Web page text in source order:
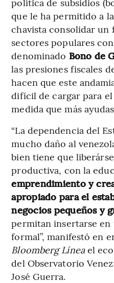
que le ha permitido a
chavista consolidar
sectores populares
denominado Bono de
las presiones fiscales
hacen que este
difícil de cargar para
medida que más
“La dependencia del
mucho daño al
bien tiene que
productiva, con la
emprendimiento y
apropiado para el
negocios pequeños y
permitan insertarse
formal”, manifestó en
Bloomberg Líneael
del Observatorio
José Guerra.